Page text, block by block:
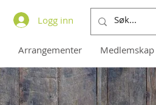
Logg inn
Arrangementer Medlemskap